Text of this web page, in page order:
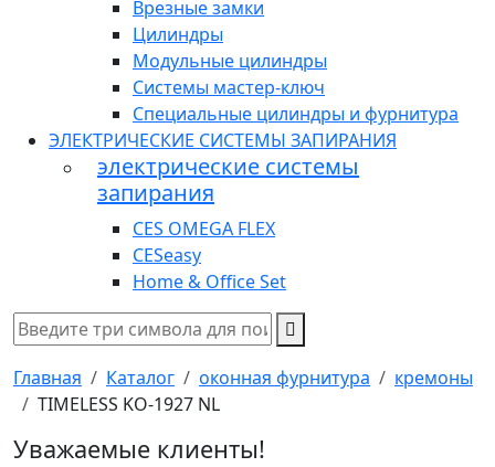
Врезные замки
Цилиндры
Модульные цилиндры
Системы мастер-ключ
Специальные цилиндры и фурнитура
ЭЛЕКТРИЧЕСКИЕ СИСТЕМЫ ЗАПИРАНИЯ
электрические системы
запирания
CES OMEGA FLEX
CESeasy
Home & Office Set
Главная Каталог оконная фурнитура
кремоны
TIMELESS KO-1927 NL
Уважаемые клиенты!